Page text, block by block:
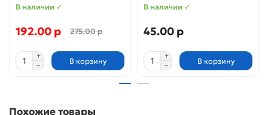
В наличии ✓
192.00 р 275.00 р
В корзину
В наличии ✓
45.00 р
В корзину
Похожие товары